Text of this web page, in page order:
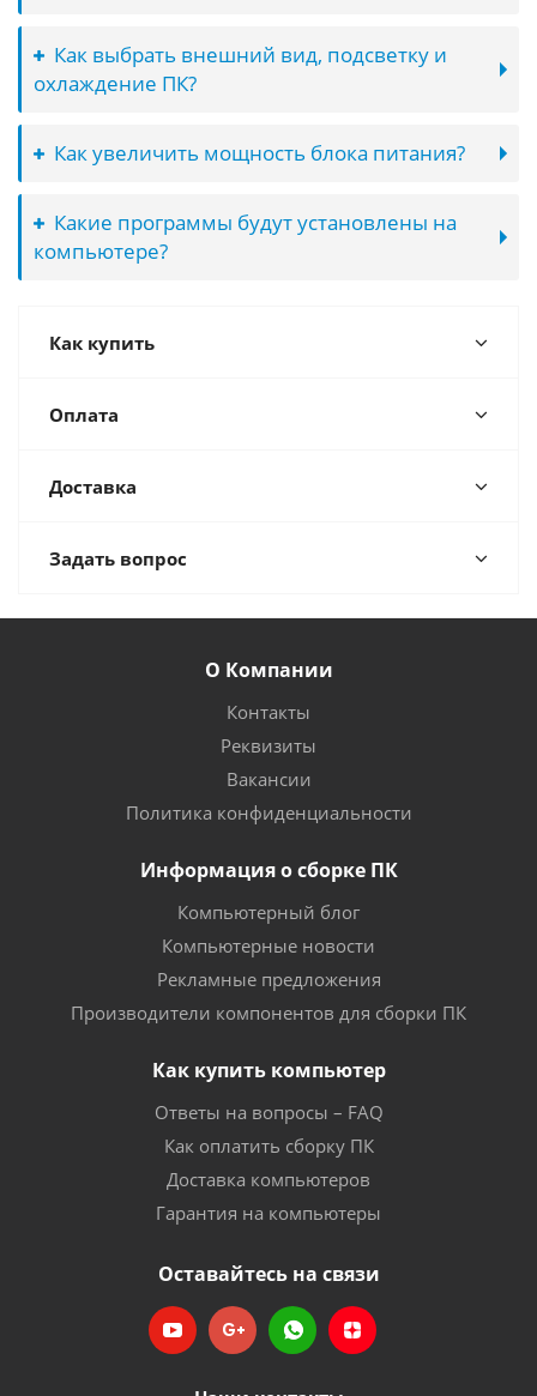
Как выбрать внешний вид, подсветку и
охлаждение ПК?
Как увеличить мощность блока питания?
Какие программы будут установлены на
компьютере?
Как купить
Оплата
Доставка
Задать вопрос
О Компании
Контакты
Реквизиты
Вакансии
Политика конфиденциальности
Информация о сборке ПК
Компьютерный блог
Компьютерные новости
Рекламные предложения
Производители компонентов для сборки ПК
Как купить компьютер
Ответы на вопросы – FAQ
Как оплатить сборку ПК
Доставка компьютеров
Гарантия на компьютеры
Оставайтесь на связи